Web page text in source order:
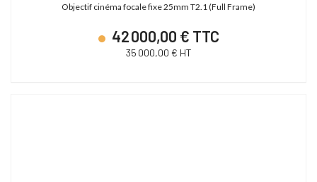
Objectif cinéma focale fixe 25mm T2.1 (Full Frame)
42 000,00 € TTC
35 000,00 € HT